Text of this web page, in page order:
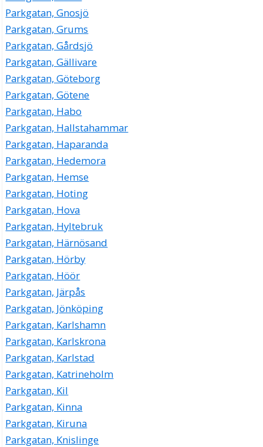
Parkgatan, Gnosjö
Parkgatan, Grums
Parkgatan, Gårdsjö
Parkgatan, Gällivare
Parkgatan, Göteborg
Parkgatan, Götene
Parkgatan, Habo
Parkgatan, Hallstahammar
Parkgatan, Haparanda
Parkgatan, Hedemora
Parkgatan, Hemse
Parkgatan, Hoting
Parkgatan, Hova
Parkgatan, Hyltebruk
Parkgatan, Härnösand
Parkgatan, Hörby
Parkgatan, Höör
Parkgatan, Järpås
Parkgatan, Jönköping
Parkgatan, Karlshamn
Parkgatan, Karlskrona
Parkgatan, Karlstad
Parkgatan, Katrineholm
Parkgatan, Kil
Parkgatan, Kinna
Parkgatan, Kiruna
Parkgatan, Knislinge